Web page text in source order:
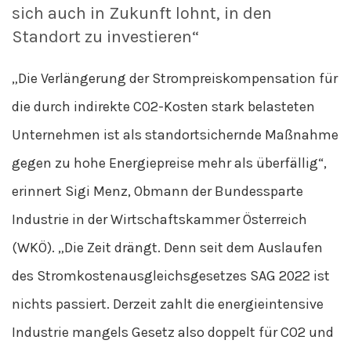
sich auch in Zukunft lohnt, in den
Standort zu investieren“
„Die Verlängerung der Strompreiskompensation für
die durch indirekte CO2-Kosten stark belasteten
Unternehmen ist als standortsichernde Maßnahme
gegen zu hohe Energiepreise mehr als überfällig“,
erinnert Sigi Menz, Obmann der Bundessparte
Industrie in der Wirtschaftskammer Österreich
(WKÖ). „Die Zeit drängt. Denn seit dem Auslaufen
des Stromkostenausgleichsgesetzes SAG 2022 ist
nichts passiert. Derzeit zahlt die energieintensive
Industrie mangels Gesetz also doppelt für CO2 und